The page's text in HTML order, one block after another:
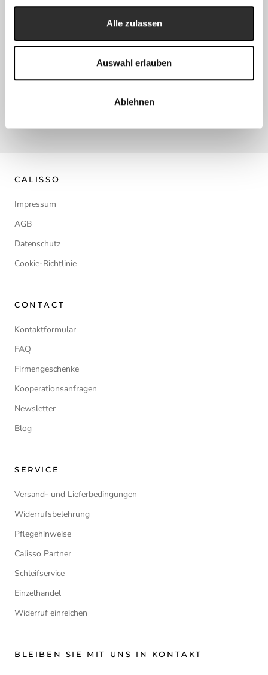
Alle zulassen
Auswahl erlauben
Ablehnen
UND SCHNEIDEBRETT
CALISSO
Impressum
AGB
Datenschutz
Cookie-Richtlinie
CONTACT
Kontaktformular
FAQ
Firmengeschenke
Kooperationsanfragen
Newsletter
Blog
SERVICE
Versand- und Lieferbedingungen
Widerrufsbelehrung
Pflegehinweise
Calisso Partner
Schleifservice
Einzelhandel
Widerruf einreichen
BLEIBEN SIE MIT UNS IN KONTAKT